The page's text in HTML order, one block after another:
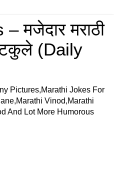
मजेदार मराठी
(Daily
Pictures,Marathi Jokes For
Vinod,Marathi
And Lot More Humorous